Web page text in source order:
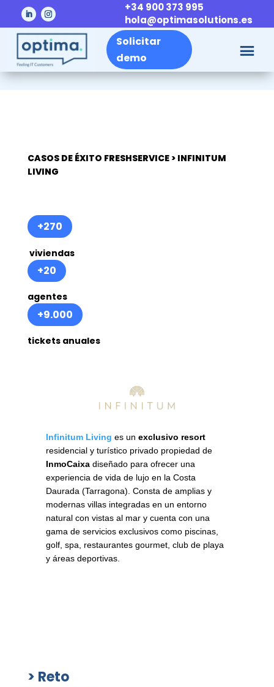
+34 900 373 995
hola@optimasolutions.es
Solicitar
demo
CASOS DE ÉXITO FRESHSERVICE > INFINITUM
LIVING
+270
viviendas
+20
agentes
+9.000
tickets anuales
Infinitum Living es un exclusivo resort
residencial y turístico privado propiedad de
InmoCaixadiseñado para ofrecer una
experiencia de vida de lujo en la Costa
Daurada (Tarragona). Consta de amplias y
modernas villas integradas en un entorno
natural con vistas al mar y cuenta con una
gama de servicios exclusivos como piscinas,
golf, spa, restaurantes gourmet, club de playa
y áreas deportivas.
> Reto